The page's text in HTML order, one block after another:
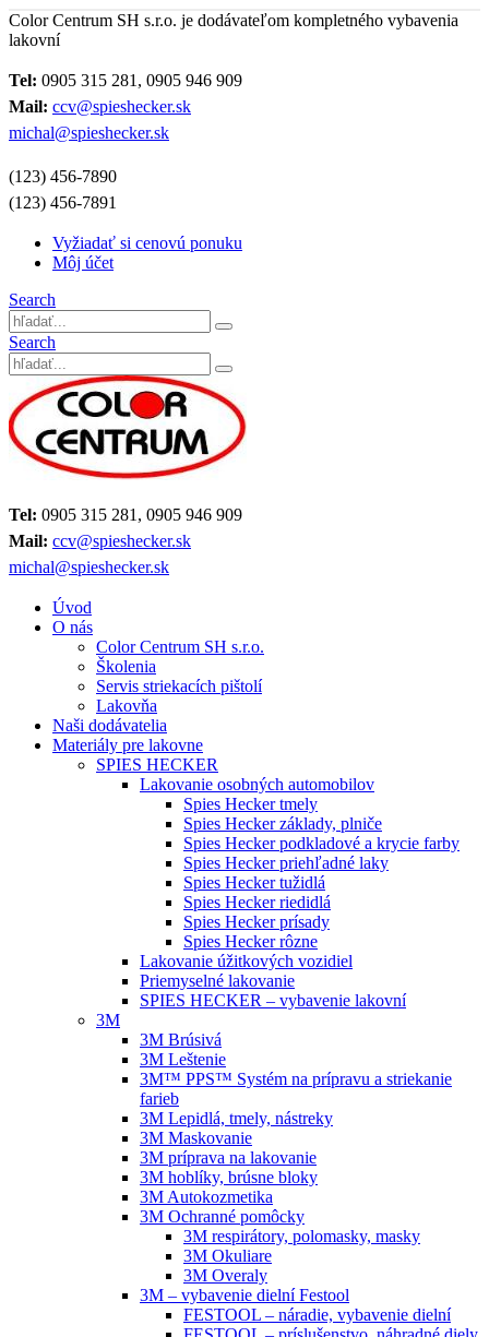
Color Centrum SH s.r.o. je dodávateľom kompletného vybavenia
lakovní
Tel: 0905 315 281, 0905 946 909
Mail: ccv@spieshecker.sk
michal@spieshecker.sk
(123) 456-7890
(123) 456-7891
Vyžiadať si cenovú ponuku
Môj účet
Search
Search
Tel: 0905 315 281, 0905 946 909
Mail: ccv@spieshecker.sk
michal@spieshecker.sk
Úvod
O nás
Color Centrum SH s.r.o.
Školenia
Servis striekacích pištolí
Lakovňa
Naši dodávatelia
Materiály pre lakovne
SPIES HECKER
Lakovanie osobných automobilov
Spies Hecker tmely
Spies Hecker základy, plniče
Spies Hecker podkladové a krycie farby
Spies Hecker priehľadné laky
Spies Hecker tužidlá
Spies Hecker riedidlá
Spies Hecker prísady
Spies Hecker rôzne
Lakovanie úžitkových vozidiel
Priemyselné lakovanie
SPIES HECKER – vybavenie lakovní
3M
3M Brúsivá
3M Leštenie
3M™ PPS™ Systém na prípravu a striekanie
farieb
3M Lepidlá, tmely, nástreky
3M Maskovanie
3M príprava na lakovanie
3M hoblíky, brúsne bloky
3M Autokozmetika
3M Ochranné pomôcky
3M respirátory, polomasky, masky
3M Okuliare
3M Overaly
3M – vybavenie dielní Festool
FESTOOL – náradie, vybavenie dielní